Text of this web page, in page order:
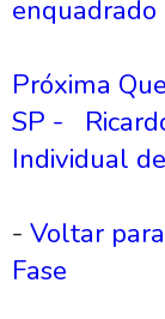
enquadrado
Próxima
SP -
Individual
- Voltar
Fase